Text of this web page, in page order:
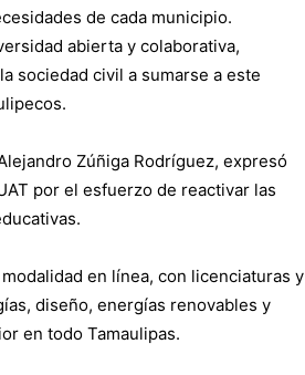
de cada municipio.
abierta y colaborativa,
sociedad civil a sumarse a este
Zúñiga Rodríguez, expresó
por el esfuerzo de reactivar las
en línea, con licenciaturas y
diseño, energías renovables y
en todo Tamaulipas.